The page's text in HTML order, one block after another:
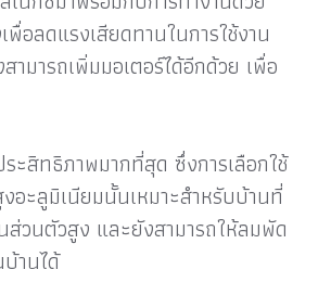
พื่อลดแรงเสียดทานในการใช้งาน
ามารถเพิ่มมอเตอร์ได้อีกด้วย เพื่อ
ระสิทธิภาพมากที่สุด ซึ่งการเลือกใช้
อะลูมิเนียมนั้นเหมาะสำหรับบ้านที่
ส่วนตัวสูง และยังสามารถให้ลมพัด
านได้